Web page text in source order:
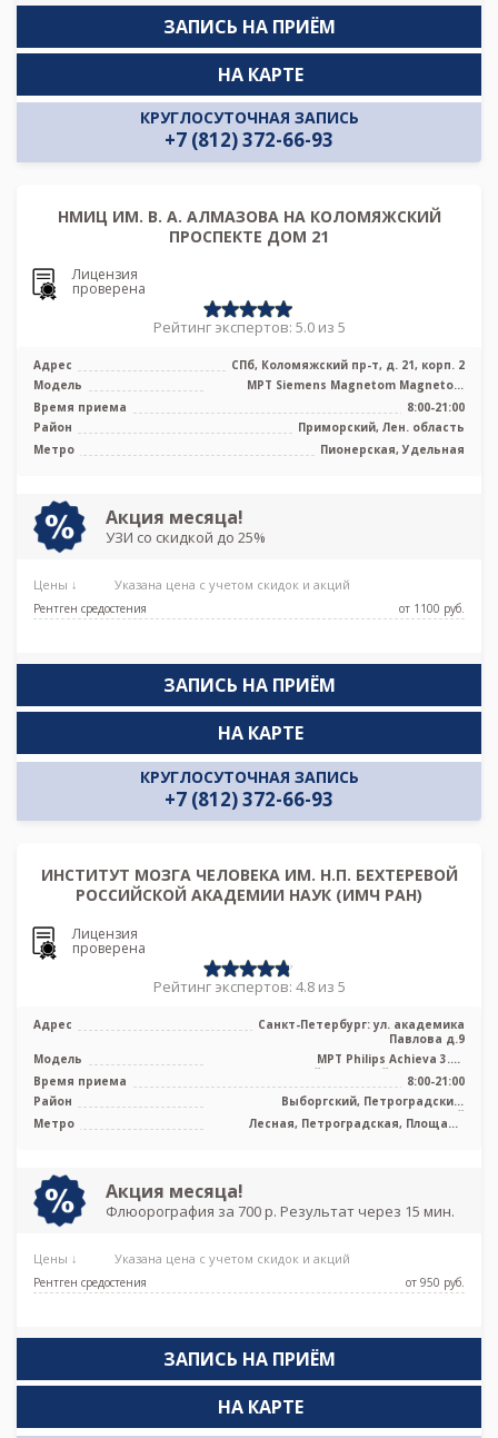
ЗАПИСЬ НА ПРИЁМ
КРУГЛОСУТОЧНАЯ ЗАПИСЬ
+7 (812) 372-66-93
НА КАРТЕ
НМИЦ ИМ. В. А. АЛМАЗОВА НА КОЛОМЯЖСКИЙ
ПРОСПЕКТЕ ДОМ 21
Лицензия
проверена
Рейтинг экспертов: 5.0 из 5
Адрес
СПб, Коломяжский пр-т, д. 21, корп. 2
Модель
МРТ Siemens Magnetom Magnetom
Espree 1.5 Тесла, КТ Philips Ingenuity E ...
Время приема
8:00-21:00
Район
Приморский, Лен. область
Метро
Пионерская, Удельная
Акция месяца!
УЗИ со скидкой до 25%
Цены ↓ Указана цена с учетом скидок и акций
Рентген средостения от 1100 pуб.
ЗАПИСЬ НА ПРИЁМ
КРУГЛОСУТОЧНАЯ ЗАПИСЬ
+7 (812) 372-66-93
НА КАРТЕ
ИНСТИТУТ МОЗГА ЧЕЛОВЕКА ИМ. Н.П. БЕХТЕРЕВОЙ
РОССИЙСКОЙ АКАДЕМИИ НАУК (ИМЧ РАН)
Лицензия
проверена
Рейтинг экспертов: 4.8 из 5
Адрес
Санкт-Петербург: ул. академика
Павлова д.9
Модель
МРТ Philips Achieva 3.0T
высокопольный закрытый тип, ПЭТ КТ
Philips Ge ...
Время приема
8:00-21:00
Район
Выборгский, Петроградский,
Приморский
Метро
Лесная, Петроградская, Площадь
Акция месяца!
Флюорография за 700 р. Результат через 15 мин.
Цены ↓ Указана цена с учетом скидок и акций
Рентген средостения от 950 pуб.
ЗАПИСЬ НА ПРИЁМ
НА КАРТЕ